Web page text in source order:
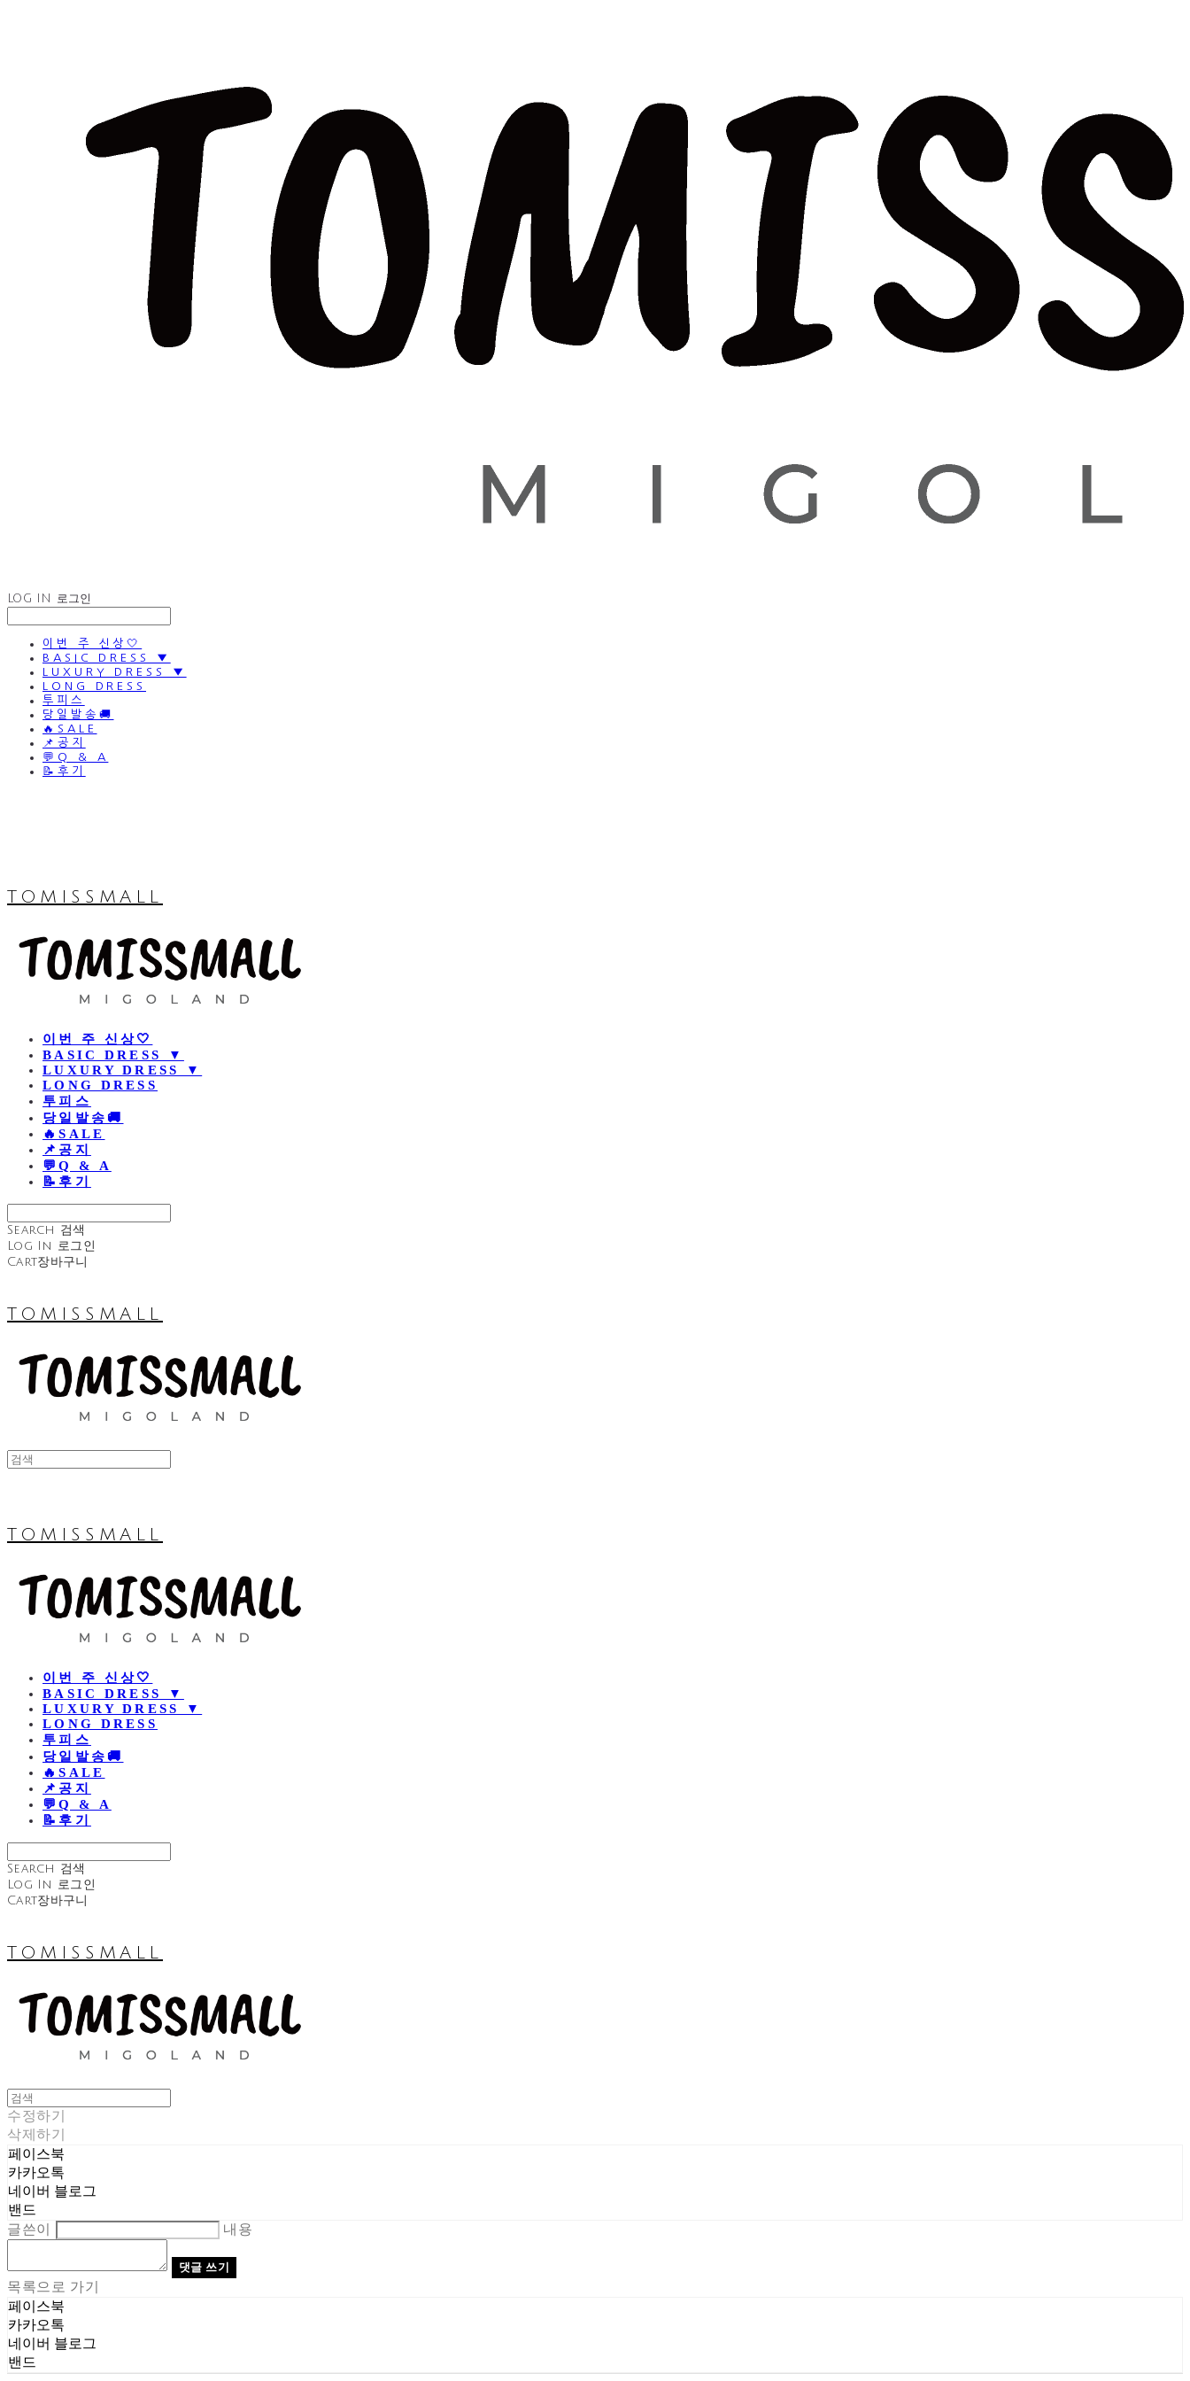
LOG IN 로그인
이번 주 신상🤍
BASIC DRESS ▼
LUXURY DRESS ▼
LONG DRESS
투피스
당일발송🚚
🔥SALE
📌공지
💬Q & A
📝후기
TOMISSMALL
이번 주 신상🤍
BASIC DRESS ▼
LUXURY DRESS ▼
LONG DRESS
투피스
당일발송🚚
🔥SALE
📌공지
💬Q & A
📝후기
Search 검색
Log In 로그인
Cart장바구니
TOMISSMALL
TOMISSMALL
이번 주 신상🤍
BASIC DRESS ▼
LUXURY DRESS ▼
LONG DRESS
투피스
당일발송🚚
🔥SALE
📌공지
💬Q & A
📝후기
Search 검색
Log In
로그인
Cart장바구니
TOMISSMALL
수정하기
삭제하기
페이스북
카카오톡
네이버 블로그
밴드
글쓴이
내용
댓글 쓰기
목록으로 가기
페이스북
카카오톡
네이버 블로그
밴드